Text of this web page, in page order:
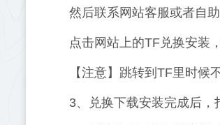
然后联系网站客服或者自
点击网站上的TF兑换安装
【注意】跳转到TF里时
3、兑换下载安装完成后，